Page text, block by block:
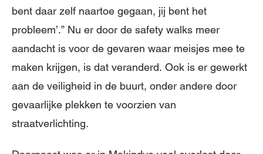
bent daar zelf naartoe gegaan, jij bent het
probleem’.” Nu er door de safety walks meer
aandacht is voor de gevaren waar meisjes mee te
maken krijgen, is dat veranderd. Ook is er gewerkt
aan de veiligheid in de buurt, onder andere door
gevaarlijke plekken te voorzien van
straatverlichting.